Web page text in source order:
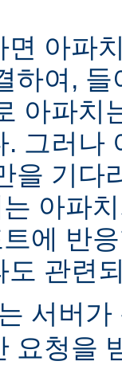
면 아파
하여,
아파치
그러나
을 기다
아파
에 반
도 관련
서버
요청을